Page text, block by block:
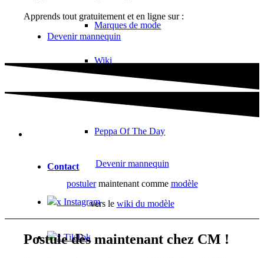
Marques de mode
Wiki
Peppa Of The Day
Contact
x Instagram
x TikTok
Apprends tout gratuitement et en ligne sur :
Devenir mannequin
Devenir mannequin
postulermaintenant comme modèle
vers le wiki du modèle
Postule dès maintenant chez CM !